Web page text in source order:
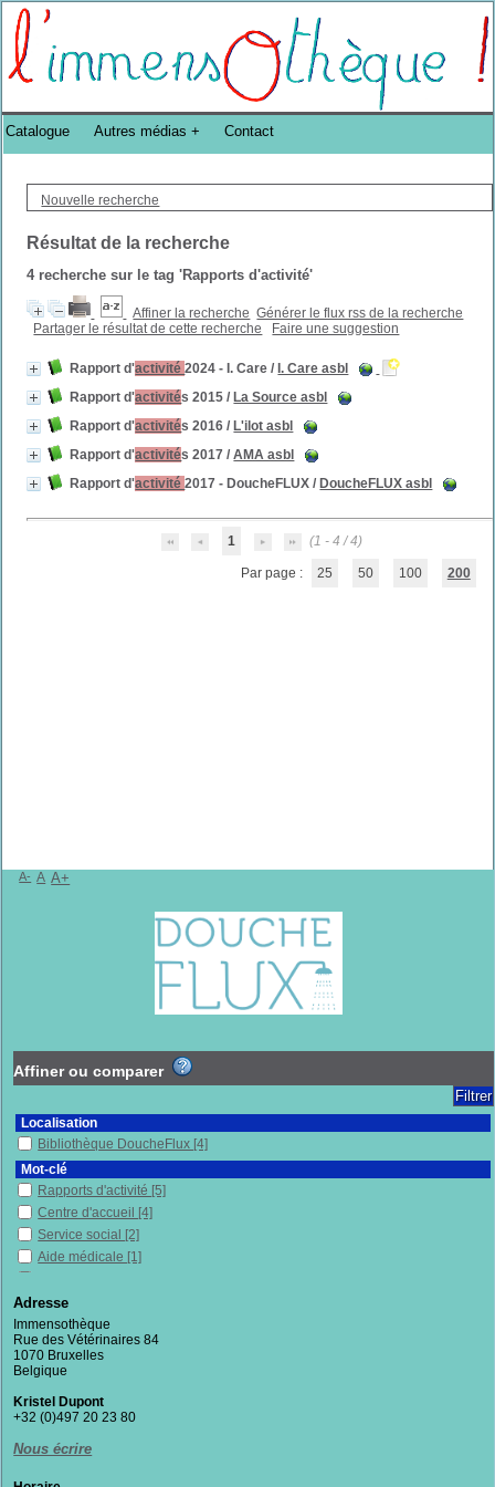
Bibliothèque DoucheFLUX Bibliotheek -->
Nouvelle recherche
Résultat de la recherche
4recherche sur le tag'Rapports d'activité'
Affiner la recherche Générer le flux rss de la recherche
Partager le résultat de cette recherche
Faire une suggestion
Rapport d'activité2024 - I. Care / I. Care asbl
Rapport d'activités 2015 / La Source asbl
Rapport d'activités 2016 / L'ilot asbl
Rapport d'activités 2017 /AMA asbl
Rapport d'activité2017 - DoucheFLUX / DoucheFLUX asbl
1 (1 - 4 / 4)
Par page : 25 50 100 200
Catalogue Autres médias Contact
A- A A+
Affiner ou comparer
Localisation
Bibliothèque DoucheFlux [4]
Mot-clé
Rapports d'activité [5]
Centre d'accueil
[4]
Service social [2]
Aide médicale [1]
Belgique
Bruxelles (Belgique)
Détenus[1]
Immenses
Sans-chez-soi[1]
Rapports d'activité
Adresse
Immensothèque
Rue des Vétérinaires 84
1070 Bruxelles
Belgique
Kristel Dupont
+32 (0)497 20 23 80
Nous écrire